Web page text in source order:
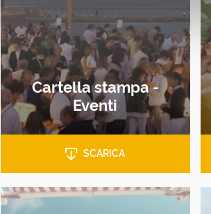
Cartella stampa -
Eventi
SCARICA